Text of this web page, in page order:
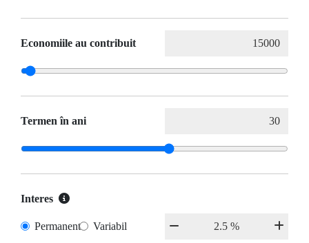
Economiile au contribuit
Termen în ani
Interes
Permanent Variabil